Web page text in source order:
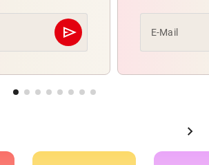
send
Abschicken E-Mail
chevron_right